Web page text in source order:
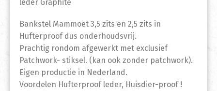
leder Graphite
Bankstel Mammoet 3,5 zits en 2,5 zits in
Hufterproof dus onderhoudsvrij.
Prachtig rondom afgewerkt met exclusief
Patchwork- stiksel. (kan ook zonder patchwork).
Eigen productie in Nederland.
Voordelen Hufterproof leder, Huisdier-proof !